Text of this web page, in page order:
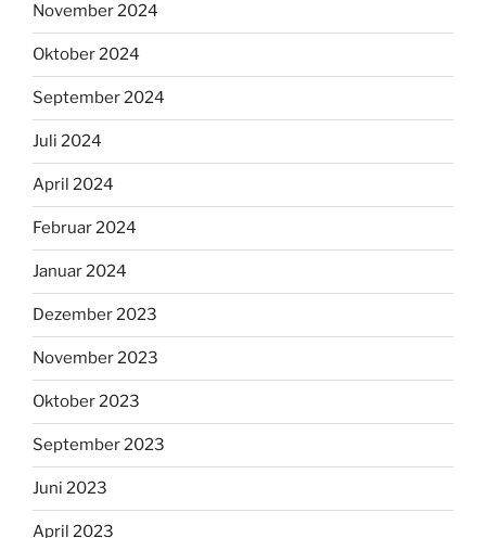
November 2024
Oktober 2024
September 2024
Juli 2024
April 2024
Februar 2024
Januar 2024
Dezember 2023
November 2023
Oktober 2023
September 2023
Juni 2023
April 2023